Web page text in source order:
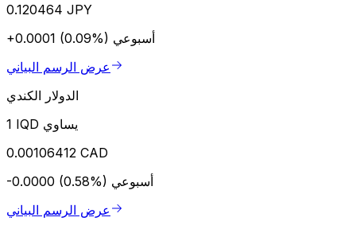
0.120464 JPY
+0.0001 (0.09%) أسبوعي
عرض الرسم البياني
الدولار الكندي
1 IQD يساوي
0.00106412 CAD
-0.0000 (0.58%) أسبوعي
عرض الرسم البياني